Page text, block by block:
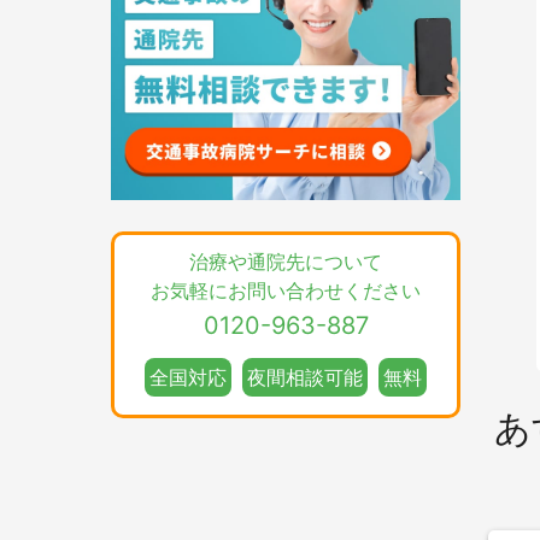
治療や通院先について
お気軽にお問い合わせください
0120-963-887
全国対応 夜間相談可能 無料